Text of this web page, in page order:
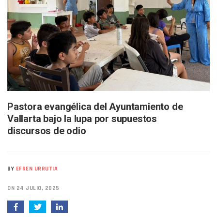
SIOP Moderniza La Casa De La Cultura En Mascota Con
Van Por La Reorganización De Los Archivos Municipales
Estados Unidos Endurece Su Combate Al CJNG Con
Buscan A Wilber Armando Colmenares Márquez,
Melissa Madero Exige Aclarar Sustento Legal De Las
Washington Enfrenta Una Emergencia Ambiental Por
Avanza Plan Para Construir Estadio De Tritones Vallarta;
Nuevas Concesiones De Taxis En Puerto Vallarta, ¿para
Mueren Cuatro Personas Tras Explosión De Una Pipa En
Liberan 180 Crías De Iguana Verde En El Estero El Salado
Puerto Vallarta Participa En Los PriceAgencies Awards
Ofrecerán Asesoría Jurídica Gratuita En Puerto Vallarta
Nuevo Transporte Eléctrico En Puerto Vallarta: Rutas,
Pastora evangélica del Ayuntamiento de
Vallarta bajo la lupa por supuestos
discursos de odio
BY EFREN URRUTIA
ON 24 JULIO, 2025